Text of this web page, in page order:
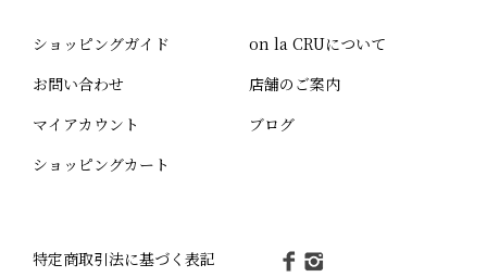
ショッピングガイド
お問い合わせ
マイアカウント
ショッピングカート
on la CRUについて
店舗のご案内
ブログ
特定商取引法に基づく表記